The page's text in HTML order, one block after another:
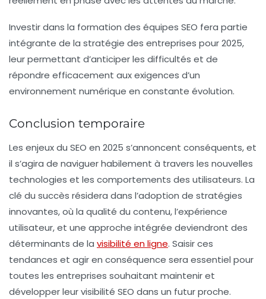
Investir dans la formation des équipes SEO fera partie
intégrante de la stratégie des entreprises pour 2025,
leur permettant d’anticiper les difficultés et de
répondre efficacement aux exigences d’un
environnement numérique en constante évolution.
Conclusion temporaire
Les enjeux du SEO en 2025 s’annoncent conséquents, et
il s’agira de naviguer habilement à travers les nouvelles
technologies et les comportements des utilisateurs. La
clé du succès résidera dans l’adoption de stratégies
innovantes, où la qualité du contenu, l’expérience
utilisateur, et une approche intégrée deviendront des
déterminants de la visibilité en ligne. Saisir ces
tendances et agir en conséquence sera essentiel pour
toutes les entreprises souhaitant maintenir et
développer leur visibilité SEO dans un futur proche.